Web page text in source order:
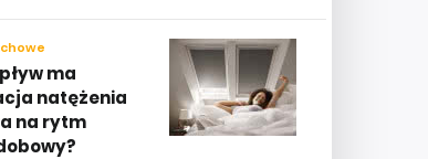
ma
natężenia
na rytm